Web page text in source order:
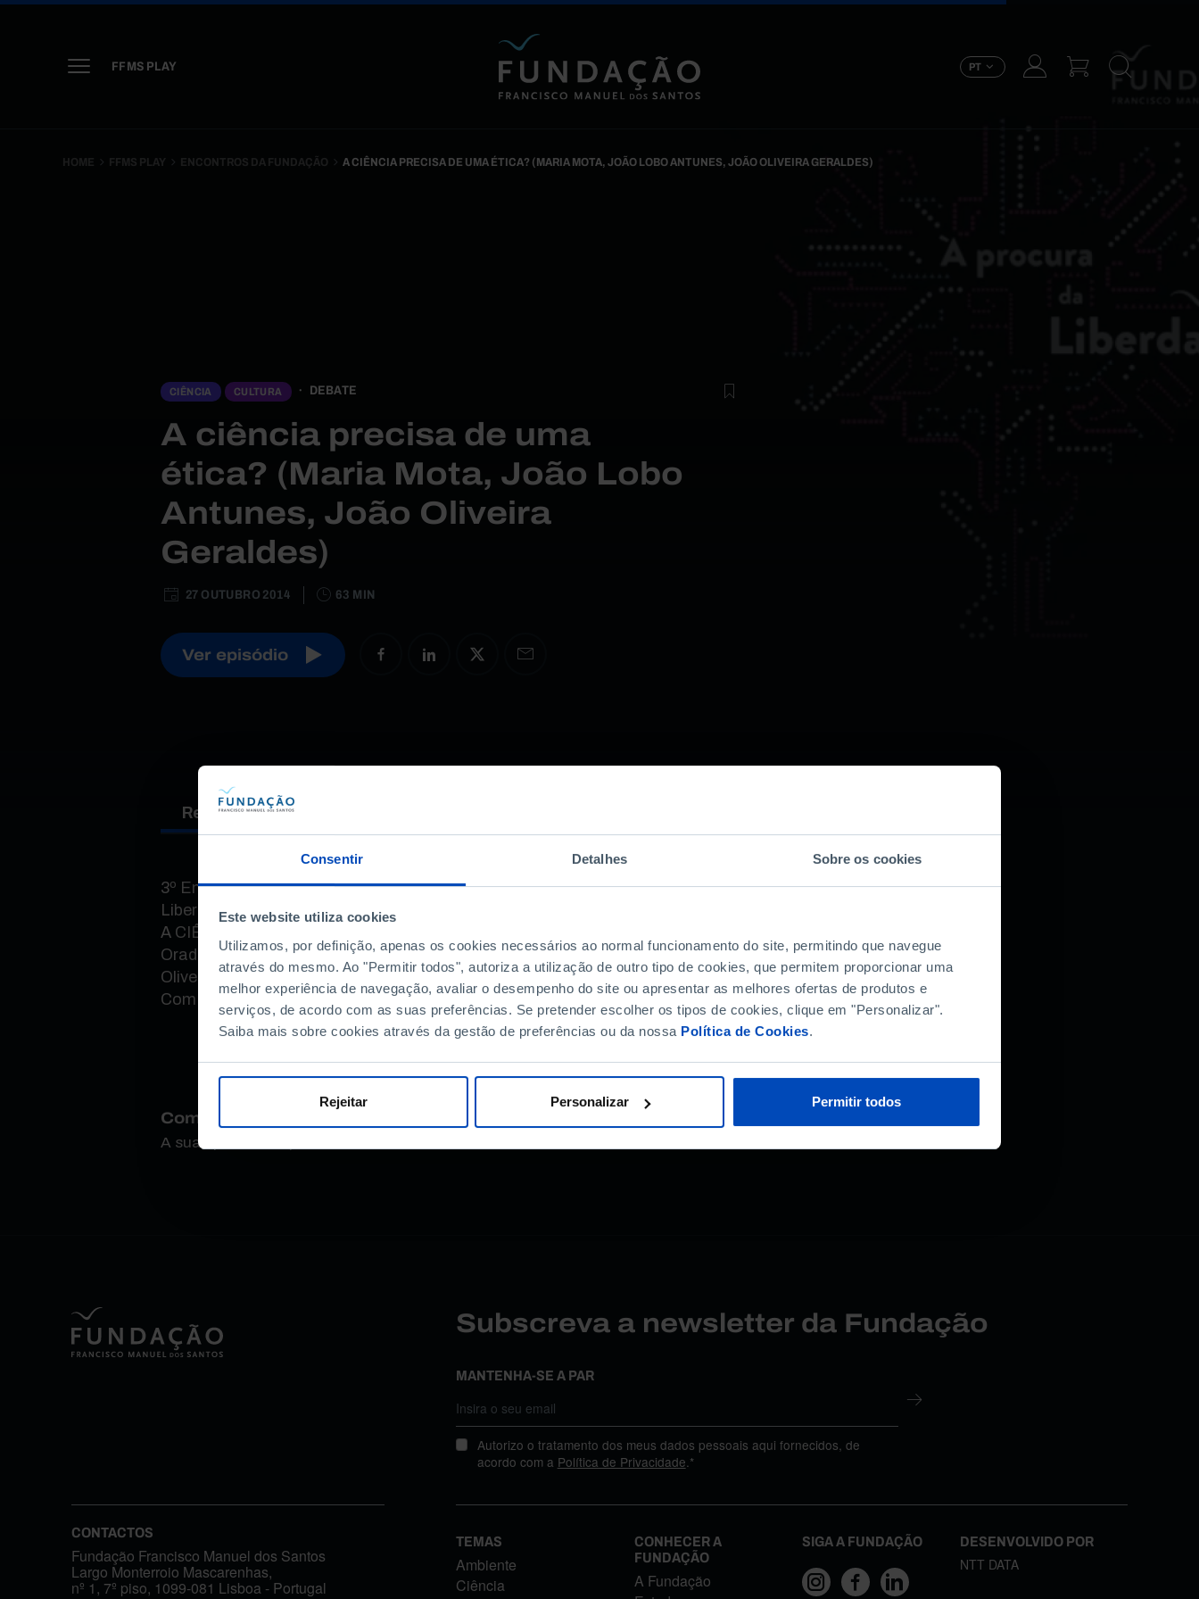
Consentir Detalhes Sobre os cookies
Este website utiliza cookies
Utilizamos, por definição, apenas os cookies necessários ao normal funcionamento do site, permitindo que navegue
através do mesmo. Ao "Permitir todos", autoriza a utilização de outro tipo de cookies, que permitem proporcionar uma
melhor experiência de navegação, avaliar o desempenho do site ou apresentar as melhores ofertas de produtos e
serviços, de acordo com as suas preferências. Se pretender escolher os tipos de cookies, clique em "Personalizar".
Saiba mais sobre cookies através da gestão de preferências ou da nossa Política de Cookies.
Rejeitar Personalizar Permitir todos
FFMS PLAY PT
HOME FFMS PLAY ENCONTROS DA FUNDAÇÃO A CIÊNCIA PRECISA DE UMA ÉTICA? (MARIA MOTA, JOÃO LOBO ANTUNES, JOÃO OLIVEIRA GERALDES)
CIÊNCIA CULTURA DEBATE
A ciência precisa de uma
ética? (Maria Mota, João Lobo
Antunes, João Oliveira
Geraldes)
27 OUTUBRO 2014 63 MIN
Ver episódio
Resumo Oradores
3º Encontro Presente no Futuro 2014 - À Procura da
Liberdade
A CIÊNCIA PRECISA DE UMA ÉTICA?
Oradores: Maria Mota, João Lobo Antunes, João
Oliveira Geraldes
Com moderação de Graça Franco
Como avalia este conteúdo?
A sua opinião é importante.
Subscreva a newsletter da Fundação
MANTENHA-SE A PAR
Autorizo o tratamento dos meus dados pessoais aqui fornecidos, de
acordo com a Política de Privacidade.*
CONTACTOS
Fundação Francisco Manuel dos Santos
Largo Monterroio Mascarenhas,
nº 1, 7º piso, 1099-081 Lisboa - Portugal
TEMAS
Ambiente
Ciência
CONHECER A
FUNDAÇÃO
A Fundação
SIGA A FUNDAÇÃO DESENVOLVIDO POR
NTT DATA